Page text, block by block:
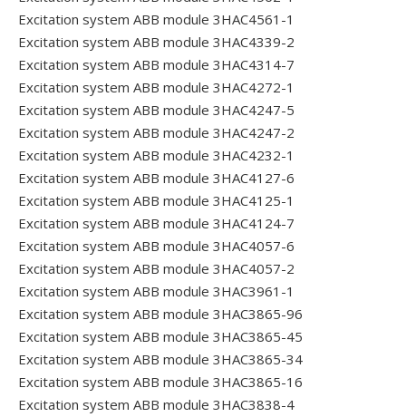
Excitation system ABB module 3HAC4561-1
Excitation system ABB module 3HAC4339-2
Excitation system ABB module 3HAC4314-7
Excitation system ABB module 3HAC4272-1
Excitation system ABB module 3HAC4247-5
Excitation system ABB module 3HAC4247-2
Excitation system ABB module 3HAC4232-1
Excitation system ABB module 3HAC4127-6
Excitation system ABB module 3HAC4125-1
Excitation system ABB module 3HAC4124-7
Excitation system ABB module 3HAC4057-6
Excitation system ABB module 3HAC4057-2
Excitation system ABB module 3HAC3961-1
Excitation system ABB module 3HAC3865-96
Excitation system ABB module 3HAC3865-45
Excitation system ABB module 3HAC3865-34
Excitation system ABB module 3HAC3865-16
Excitation system ABB module 3HAC3838-4